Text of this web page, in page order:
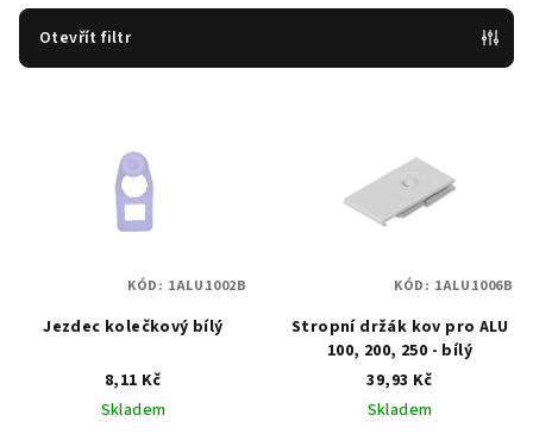
r
Otevřít filtr
Jezdec kolečkový bílý
8,11 Kč
Skladem
KÓD: 1ALU1002B
Stropní držák kov pro ALU
100, 200, 250 - bílý
39,93 Kč
Skladem
KÓD: 1ALU1006B